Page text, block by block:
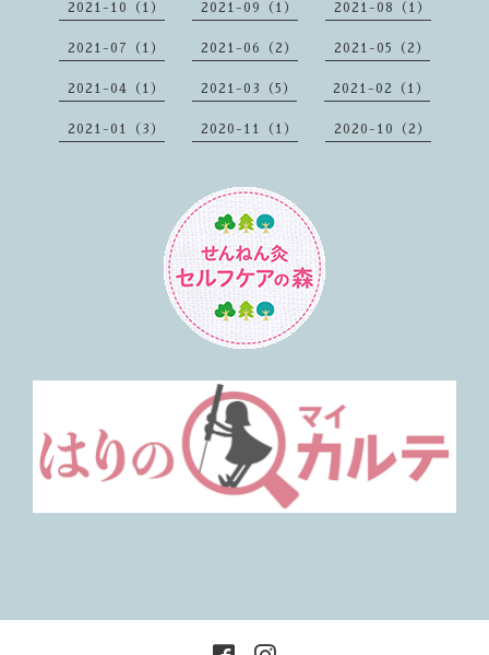
2021-10（1） 2021-09（1） 2021-08（1）
2021-07（1） 2021-06（2） 2021-05（2）
2021-04（1） 2021-03（5） 2021-02（1）
2021-01（3） 2020-11（1） 2020-10（2）